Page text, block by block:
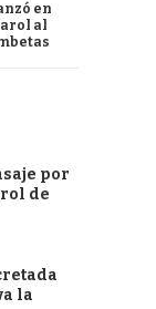
en
al
por
de
la